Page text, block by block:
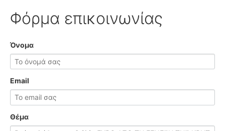
Φόρμα επικοινωνίας
Όνομα
Email
Θέμα